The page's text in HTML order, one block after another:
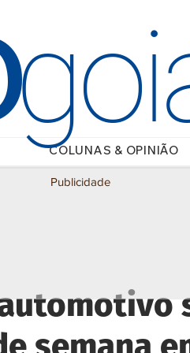
COLUNAS & OPINIÃO
Publicidade